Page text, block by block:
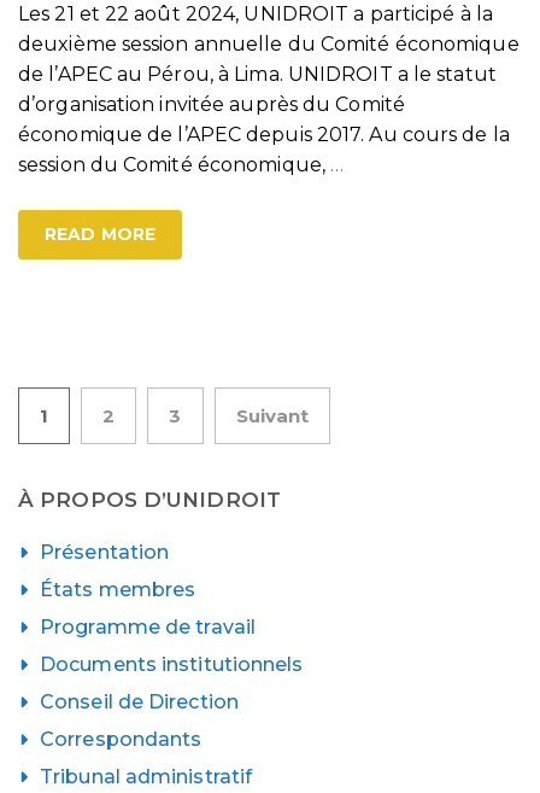
Les 21 et 22 août 2024, UNIDROIT a participé à la
deuxième session annuelle du Comité économique
de l’APEC au Pérou, à Lima. UNIDROIT a le statut
d’organisation invitée auprès du Comité
économique de l’APEC depuis 2017. Au cours de la
session du Comité économique, …
READ MORE
Pagination
publications
1 2 3 Suivant
À PROPOS D’UNIDROIT
Présentation
États membres
Programme de travail
Documents institutionnels
Conseil de Direction
Correspondants
Tribunal administratif